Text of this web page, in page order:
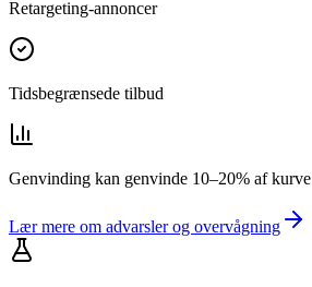
Retargeting-annoncer
Tidsbegrænsede tilbud
Genvinding kan genvinde 10–20% af kurve
Lær mere om advarsler og overvågning